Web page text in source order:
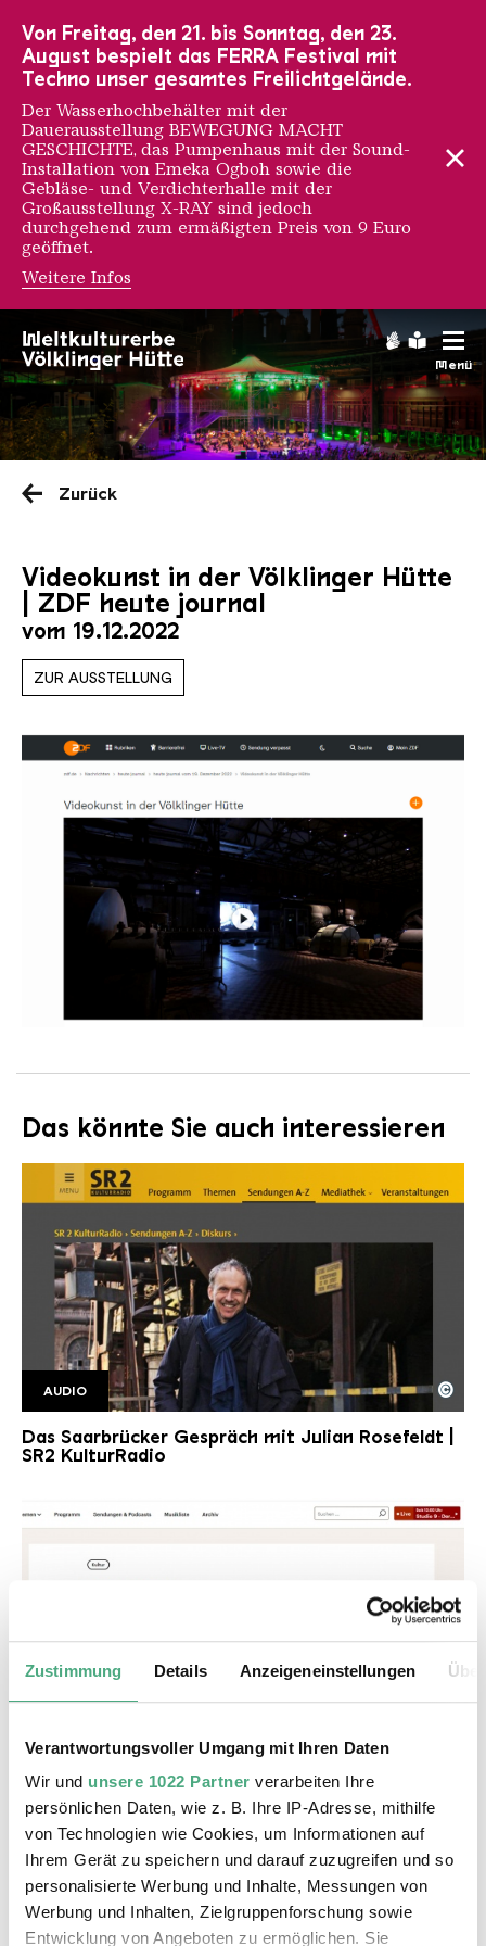
Zustimmung Details Anzeigeneinstellungen
Verantwortungsvoller Umgang mit Ihren Daten
Wir und unsere 1022 Partner verarbeiten Ihre
persönlichen Daten, wie z. B. Ihre IP-Adresse, mithilfe
von Technologien wie Cookies, um Informationen auf
Ihrem Gerät zu speichern und darauf zuzugreifen und so
personalisierte Werbung und Inhalte, Messungen von
Werbung und Inhalten, Zielgruppenforschung sowie
Entwicklung von Angeboten zu ermöglichen. Sie
Menü
Saarländischen
Zurück
Videokunst in der Völklinger Hütte
| ZDF heute journal
vom 19.12.2022
ZUR AUSSTELLUNG
Das könnte Sie auch interessieren
SR2 Kulturradio SaarbrGespr2
Copyright: Saarländischer Rundfunk
©
AUDIO
Das Saarbrücker Gespräch mit Julian Rosefeldt |
SR2 KulturRadio
DLF Kultur JR
Copyright: DLF Kultur
Werkschau zu Julian Rosefeldt | Deutschlandfunk
Kultur
Von Freitag, den 21. bis Sonntag, den 23.
August bespielt das FERRA Festival mit
Techno unser gesamtes Freilichtgelände.
Der Wasserhochbehälter mit der
Dauerausstellung BEWEGUNG MACHT
GESCHICHTE, das Pumpenhaus mit der Sound-
Installation von Emeka Ogboh sowie die
Gebläse- und Verdichterhalle mit der
Großausstellung X-RAY sind jedoch
durchgehend zum ermäßigten Preis von 9 Euro
geöffnet.
Weitere Infos